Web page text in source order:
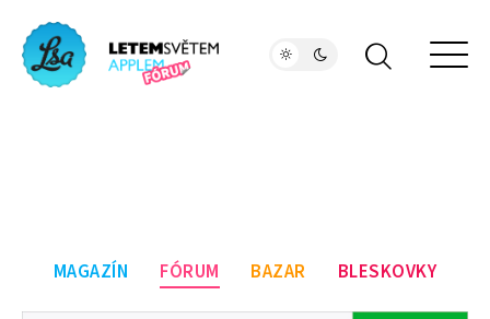
MAGAZÍN FÓRUM BAZAR BLESKOVKY